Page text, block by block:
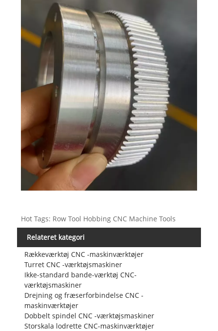
Hot Tags: Row Tool Hobbing CNC Machine Tools
Relateret kategori
Rækkeværktøj CNC -maskinværktøjer
Turret CNC -værktøjsmaskiner
Ikke-standard bande-værktøj CNC-
værktøjsmaskiner
Drejning og fræserforbindelse CNC -
maskinværktøjer
Dobbelt spindel CNC -værktøjsmaskiner
Storskala lodrette CNC-maskinværktøjer